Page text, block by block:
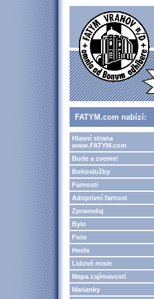
FATYM.com nabízí:
Hlavní strana
www.FATYM.com
Bude a zveme!
Bohoslužby
Farnosti
Adoptivní farnost
Zpravodaj
Bylo
Foto
Hesla
Lidové misie
Mapa zajímavostí
Marianky